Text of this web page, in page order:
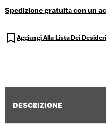
Spedizione gratuita con un
Aggiungi Alla Lista Dei Desideri
DESCRIZIONE